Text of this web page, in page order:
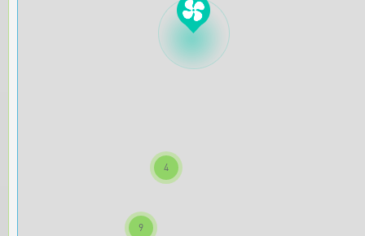
9
4